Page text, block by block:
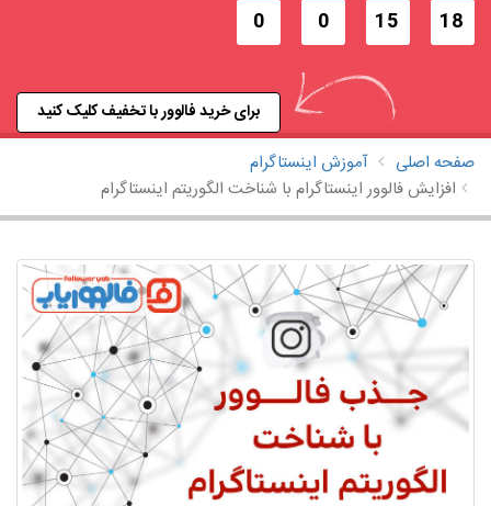
17
15
0
0
برای خرید فالوور با تخفیف کلیک کنید
صفحه اصلی
آموزش اینستاگرام
افزایش فالوور اینستاگرام با شناخت الگوریتم اینستاگرام